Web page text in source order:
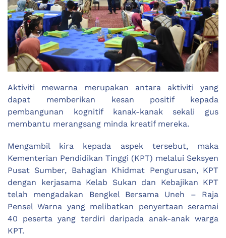
Aktiviti mewarna merupakan antara aktiviti yang
dapat memberikan kesan positif kepada
pembangunan kognitif kanak-kanak sekali gus
membantu merangsang minda kreatif mereka.
Mengambil kira kepada aspek tersebut, maka
Kementerian Pendidikan Tinggi (KPT) melalui Seksyen
Pusat Sumber, Bahagian Khidmat Pengurusan, KPT
dengan kerjasama Kelab Sukan dan Kebajikan KPT
telah mengadakan Bengkel Bersama Uneh – Raja
Pensel Warna yang melibatkan penyertaan seramai
40 peserta yang terdiri daripada anak-anak warga
KPT.